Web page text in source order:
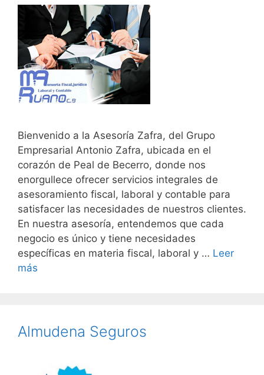
Bienvenido a la Asesoría Zafra, del Grupo
Empresarial Antonio Zafra, ubicada en el
corazón de Peal de Becerro, donde nos
enorgullece ofrecer servicios integrales de
asesoramiento fiscal, laboral y contable para
satisfacer las necesidades de nuestros clientes.
En nuestra asesoría, entendemos que cada
negocio es único y tiene necesidades
específicas en materia fiscal, laboral y … Leer
más
Almudena Seguros